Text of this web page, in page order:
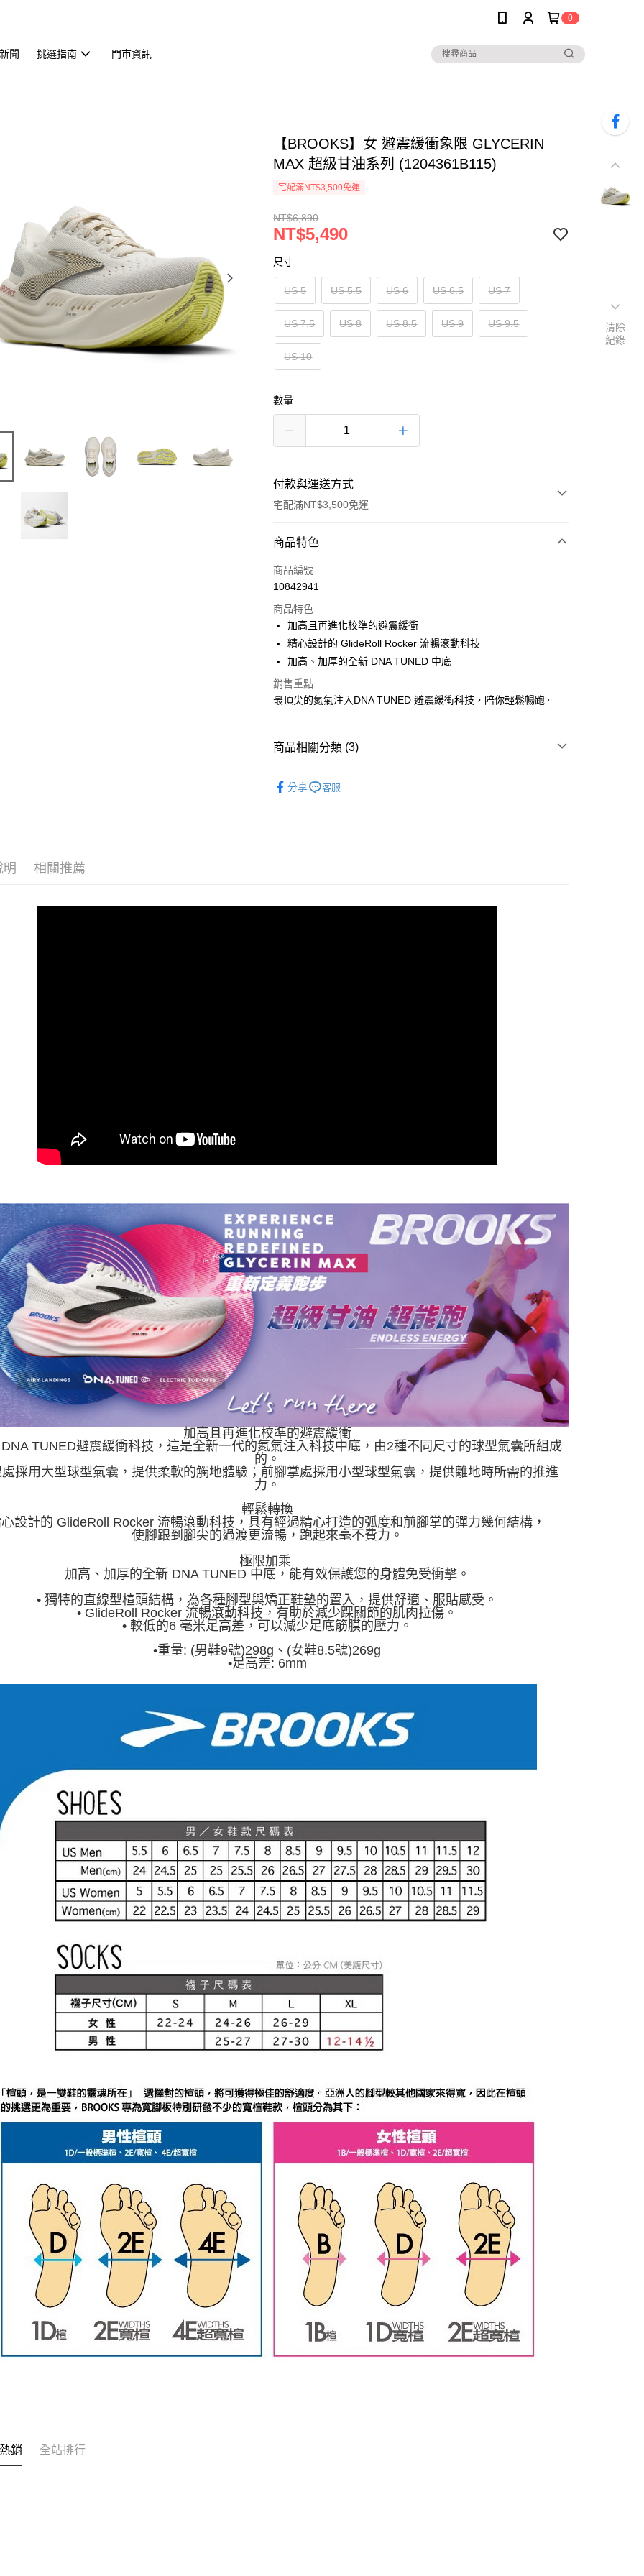
0
聞 挑選指南 門市資訊
【BROOKS】女 避震緩衝象限 GLYCERIN
MAX 超級甘油系列 (1204361B115)
宅配滿NT$3,500免運
NT$6,890
NT$5,490
尺寸
US 5 US 5.5 US 6 US 6.5 US 7
US 7.5 US 8 US 8.5 US 9 US 9.5
US 10
數量
付款與運送方式
宅配滿NT$3,500免運
付款方式
信用卡一次付款
運送方式
宅配
每筆NT$100，滿NT$3,500(含以上)免運費
商品特色
商品編號
10842941
商品特色
加高且再進化校準的避震緩衝
精心設計的 GlideRoll Rocker 流暢滾動科技
加高、加厚的全新 DNA TUNED 中底
銷售重點
最頂尖的氮氣注入DNA TUNED 避震緩衝科技，陪你輕鬆暢跑。
商品相關分類 (3)
分享 客服
明 相關推薦
加高且再進化校準的避震緩衝
TUNED避震緩衝科技，這是全新一代的氮氣注入科技中底，由2種不同尺寸的球型氣囊所組成
的。
採用大型球型氣囊，提供柔軟的觸地體驗；前腳掌處採用小型球型氣囊，提供離地時所需的推進
力。
輕鬆轉換
設計的 GlideRoll Rocker 流暢滾動科技，具有經過精心打造的弧度和前腳掌的彈力幾何結構，
使腳跟到腳尖的過渡更流暢，跑起來毫不費力。
極限加乘
加高、加厚的全新 DNA TUNED 中底，能有效保護您的身體免受衝擊。
• 獨特的直線型楦頭結構，為各種腳型與矯正鞋墊的置入，提供舒適、服貼感受。
• GlideRoll Rocker 流暢滾動科技，有助於減少踝關節的肌肉拉傷。
• 較低的6 毫米足高差，可以減少足底筋膜的壓力。
•重量: (男鞋9號)298g、(女鞋8.5號)269g
•足高差: 6mm
銷 全站排行
清除
紀錄